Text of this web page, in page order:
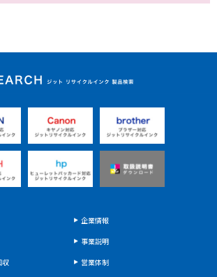
ット リサイクルイ
ンク 製品検索
企業情報
事業説明
収
営業体制